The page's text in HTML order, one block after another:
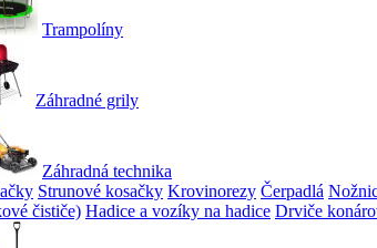
Trampolíny
Záhradné grily
Záhradná technika
Strunové kosačky Krovinorezy Čerpadlá
čističe) Hadice a vozíky na hadice Drviče